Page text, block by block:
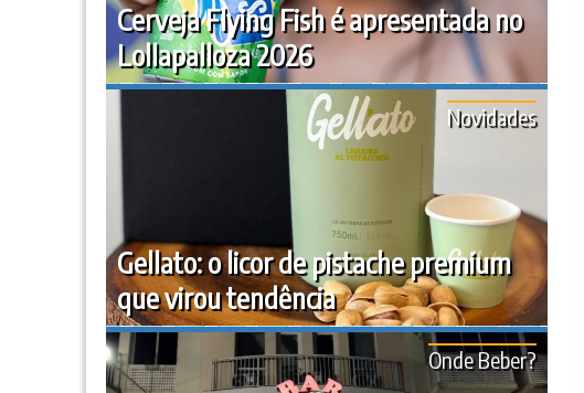
Cerveja Flying Fish é apresentada no
Lollapalloza 2026
Gellato: o licor de pistache premium
que virou tendência
Novidades
Onde Beber?